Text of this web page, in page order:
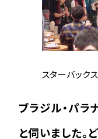
スターバック
ブラジル・パ
と伺いました。